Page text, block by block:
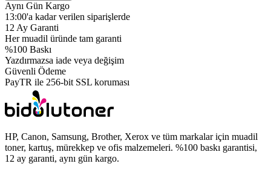
Aynı Gün Kargo
13:00'a kadar verilen siparişlerde
12 Ay Garanti
Her muadil üründe tam garanti
%100 Baskı
Yazdırmazsa iade veya değişim
Güvenli Ödeme
PayTR ile 256-bit SSL koruması
HP, Canon, Samsung, Brother, Xerox ve tüm markalar için muadil
toner, kartuş, mürekkep ve ofis malzemeleri. %100 baskı garantisi,
12 ay garanti, aynı gün kargo.